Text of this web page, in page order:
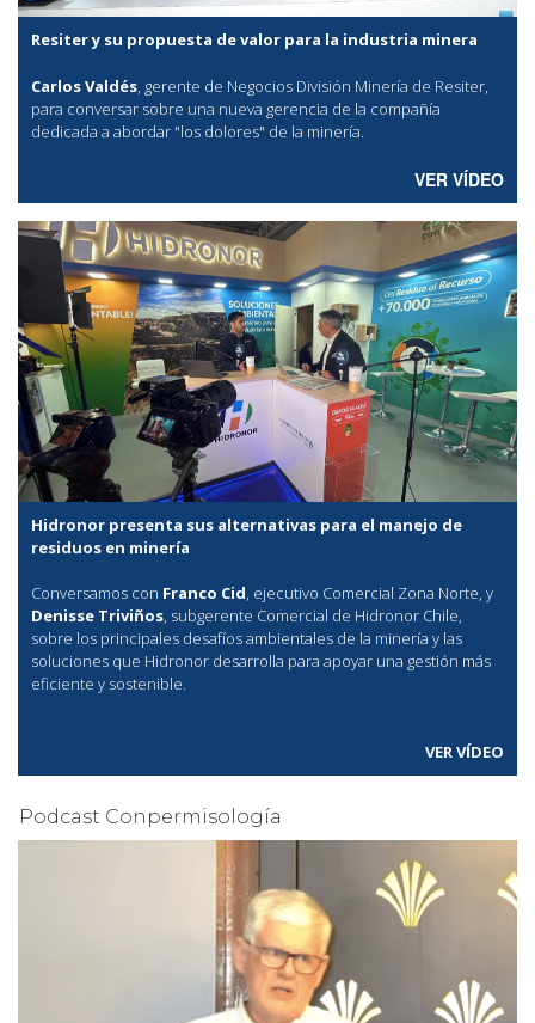
Resiter y su propuesta de valor para la industria minera
Carlos Valdés, gerente de Negocios División Minería de Resiter,
para conversar sobre una nueva gerencia de la compañía
dedicada a abordar "los dolores" de la minería.
VER VÍDEO
Hidronor presenta sus alternativas para el manejo de
residuos en minería
Conversamos con Franco Cid, ejecutivo Comercial Zona Norte, y
Denisse Triviños, subgerente Comercial de Hidronor Chile,
sobre los principales desafíos ambientales de la minería y las
soluciones que Hidronor desarrolla para apoyar una gestión más
eficiente y sostenible.
VER VÍDEO
Podcast Conpermisología